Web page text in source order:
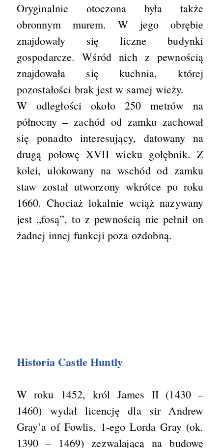
Oryginalnie otoczona była także
obronnym murem. W jego obrębie
znajdowały się liczne budynki
gospodarcze. Wśród nich z pewnością
znajdowała się kuchnia, której
pozostałości brak jest w samej wieży.
W odległości około 250 metrów na
północny – zachód od zamku zachował
się ponadto interesujący, datowany na
drugą połowę XVII wieku gołębnik. Z
kolei, ulokowany na wschód od zamku
staw został utworzony wkrótce po roku
1660. Chociaż lokalnie wciąż nazywany
jest „fosą”, to z pewnością nie pełnił on
żadnej innej funkcji poza ozdobną.
Historia Castle Huntly
W roku 1452, król James II (1430 –
1460) wydał licencję dla sir Andrew
Gray’a of Fowlis, 1-ego Lorda Gray (ok.
1390 – 1469) zezwalającą na budowę